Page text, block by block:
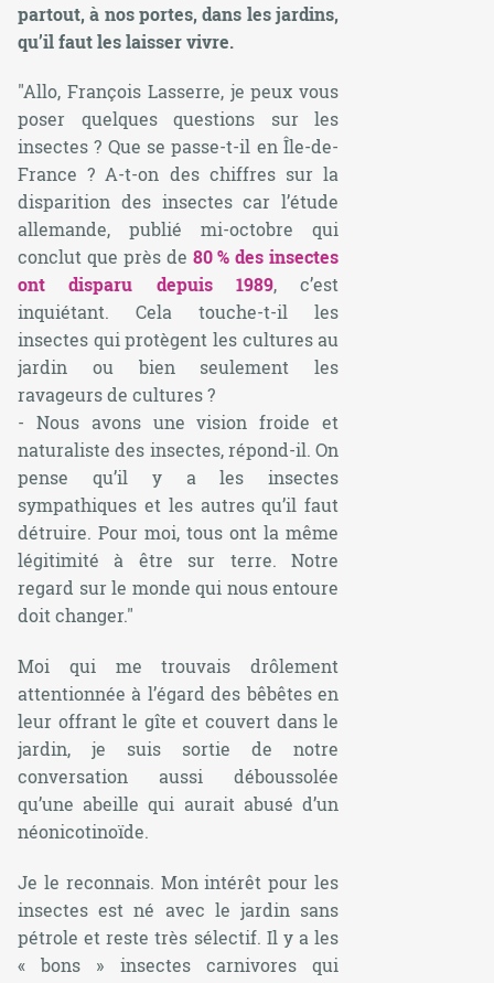
partout, à nos portes, dans les jardins,
qu’il faut les laisser vivre.
"Allo, François Lasserre, je peux vous
poser quelques questions sur les
insectes ? Que se passe-t-il en Île-de-
France ? A-t-on des chiffres sur la
disparition des insectes car l’étude
allemande, publié mi-octobre qui
conclut que près de 80 % des insectes
ont disparu depuis 1989, c’est
inquiétant. Cela touche-t-il les
insectes qui protègent les cultures au
jardin ou bien seulement les
ravageurs de cultures ?
- Nous avons une vision froide et
naturaliste des insectes,répond-il. On
pense qu’il y a les insectes
sympathiques et les autres qu’il faut
détruire. Pour moi, tous ont la même
légitimité à être sur terre. Notre
regard sur le monde qui nous entoure
doit changer."
Moi qui me trouvais drôlement
attentionnée à l’égard des bêbêtes en
leur offrant le gîte et couvert dans le
jardin, je suis sortie de notre
conversation aussi déboussolée
qu’une abeille qui aurait abusé d’un
néonicotinoïde.
Je le reconnais. Mon intérêt pour les
insectes est né avec le jardin sans
pétrole et reste très sélectif. Il y a les
« bons » insectes carnivores qui